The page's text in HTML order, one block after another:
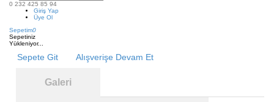
0 232 425 85 94
Giriş Yap
Üye Ol
Sepetim0
Sepetiniz
Yükleniyor...
Sepete Git Alışverişe Devam Et
Galeri